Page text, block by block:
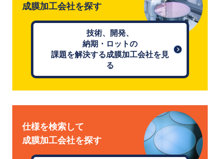
成膜加工会社を探す
技術、開発、
納期・ロットの
課題を解決する成膜加工会社を見
る
仕様を検索して
成膜加工会社を探す